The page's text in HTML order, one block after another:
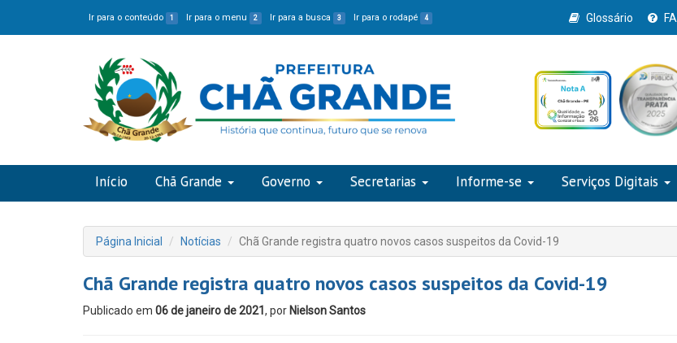
Ir para o conteúdo 1 Ir para o menu 2 Ir para a busca 3 Ir para o rodapé 4 Glossário
Início Chã Grande Governo Secretarias Informe-se Serviços Digitais
Página Inicial Notícias Chã Grande registra quatro novos casos suspeitos da Covid-19
Chã Grande registra quatro novos casos suspeitos da Covid-19
Publicado em 06 de janeiro de 2021 , por Nielson Santos